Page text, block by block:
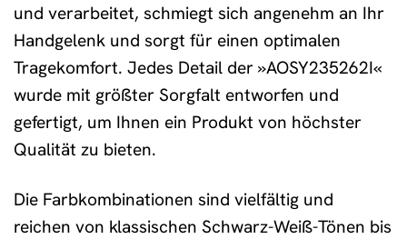
und verarbeitet, schmiegt sich angenehm an Ihr
Handgelenk und sorgt für einen optimalen
Tragekomfort. Jedes Detail der »AOSY235262I«
wurde mit größter Sorgfalt entworfen und
gefertigt, um Ihnen ein Produkt von höchster
Qualität zu bieten.
Die Farbkombinationen sind vielfältig und
reichen von klassischen Schwarz-Weiß-Tönen bis